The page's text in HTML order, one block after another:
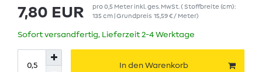
7,80 EUR pro0,5 Meter inkl. ges. MwSt.( Stoffbreite (cm):
135 cm | Grundpreis 15,59 € / Meter)
Sofort versandfertig, Lieferzeit 2-4 Werktage
In den Warenkorb